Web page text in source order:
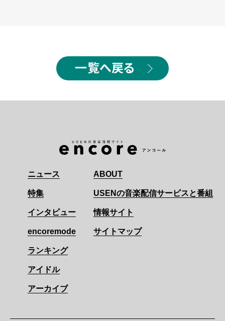
一覧へ戻る
ニュース
特集
インタビュー
encoremode
ランキング
アイドル
アーカイブ
ABOUT
USENの音楽配信サービスと番組
情報サイト
サイトマップ